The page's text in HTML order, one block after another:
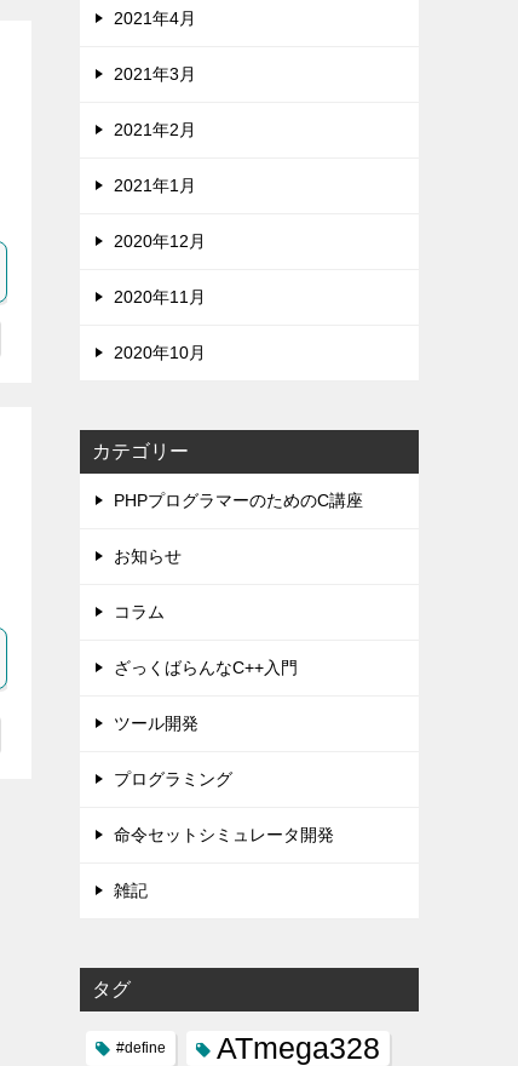
2021年4月
2021年3月
2021年2月
2021年1月
2020年12月
2020年11月
2020年10月
カテゴリー
PHPプログラマーのためのC講座
お知らせ
コラム
ざっくばらんなC++入門
ツール開発
プログラミング
命令セットシミュレータ開発
雑記
タグ
#define
ATmega328